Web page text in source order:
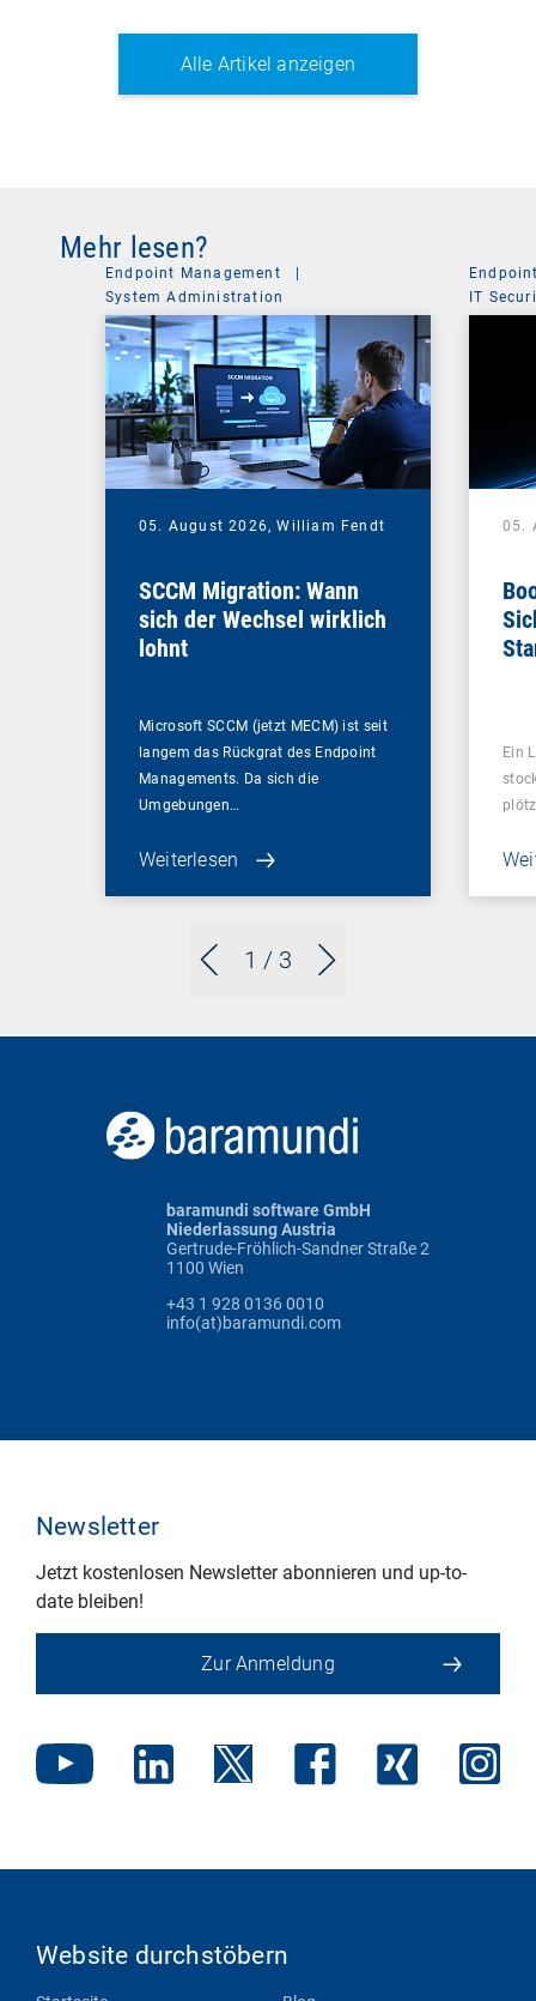
Alle Artikel anzeigen
Mehr lesen?
1 / 3
Endpoint Management
System Administration
05. August 2026,William Fendt
SCCM Migration: Wann
sich der Wechsel wirklich
lohnt
Microsoft SCCM (jetzt MECM) ist seit
langem das Rückgrat des Endpoint
Managements. Da sich die
Umgebungen…
Weiterlesen
IT
05.
Ein
baramundi software GmbH
Niederlassung Austria
Gertrude-Fröhlich-Sandner Straße 2
1100 Wien
+43 1 928 0136 0010
info(at)baramundi.com
Newsletter
Jetzt kostenlosen Newsletter abonnieren und up-to-
date bleiben!
Zur Anmeldung
Website durchstöbern